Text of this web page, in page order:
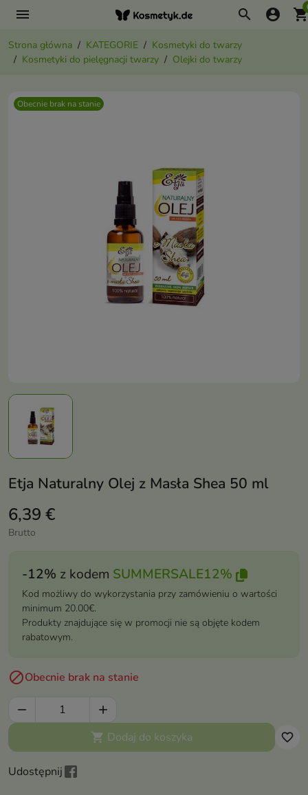
menu search account_circle
Strona główna KATEGORIE
Kosmetyki do twarzy
Kosmetyki do pielęgnacji twarzy
Olejki do twarzy
Obecnie brak na stanie
Etja Naturalny Olej z Masła Shea 50 ml
6,39 €
Brutto
-12% z kodem SUMMERSALE12%
Kod możliwy do wykorzystania przy zamówieniu o wartości
minimum 20.00€.
Produkty znajdujące się w promocji nie są objęte kodem
rabatowym.
Obecnie brak na stanie


 Dodaj do koszyka favorite_border
Udostępnij